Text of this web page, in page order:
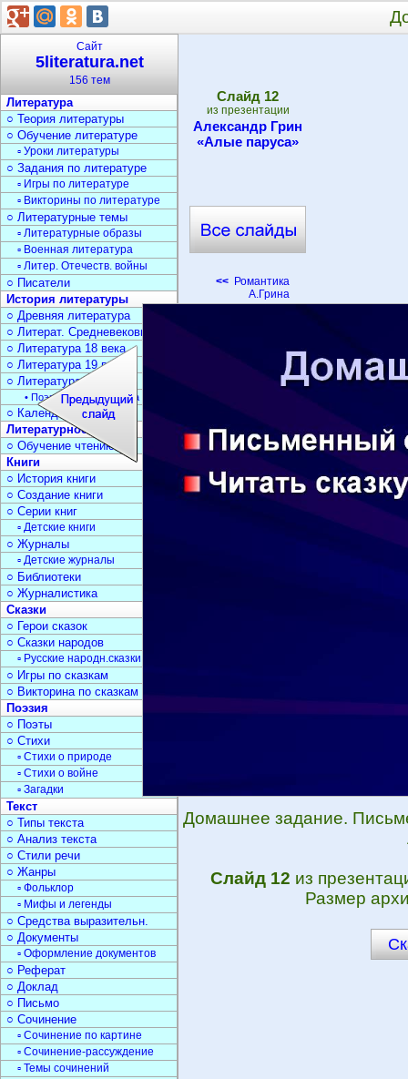
Cлайд 12
из презентации
Александр Грин
«Алые паруса»
<< Романтика
А.Грина
Домашнее задание.
Слайд 12 из
Размер
Сайт
5literatura.net
156 тем
Литература
○ Теория литературы
○ Обучение литературе
▫ Уроки литературы
○ Задания по литературе
▫ Игры по литературе
▫ Викторины по литературе
○ Литературные темы
▫ Литературные образы
▫ Военная литература
▫ Литер. Отечеств. войны
○ Писатели
История литературы
○ Древняя литература
○ Литерат. Средневековья
○ Литература 18 века
○ Литература 19 века
○ Литература 20 века
• Поэзия Серебрян. века
○ Календарь дат
Литературное чтение
○ Обучение чтению
Книги
○ История книги
○ Создание книги
○ Серии книг
▫ Детские книги
○ Журналы
▫ Детские журналы
○ Библиотеки
○ Журналистика
Сказки
○ Герои сказок
○ Сказки народов
▫ Русские народн.сказки
○ Игры по сказкам
○ Викторина по сказкам
Поэзия
○ Поэты
○ Стихи
▫ Стихи о природе
▫ Стихи о войне
▫ Загадки
Текст
○ Типы текста
○ Анализ текста
○ Стили речи
○ Жанры
▫ Фольклор
▫ Мифы и легенды
○ Средства выразительн.
○ Документы
▫ Оформление документов
○ Реферат
○ Доклад
○ Письмо
○ Сочинение
▫ Сочинение по картине
▫ Сочинение-рассуждение
▫ Темы сочинений